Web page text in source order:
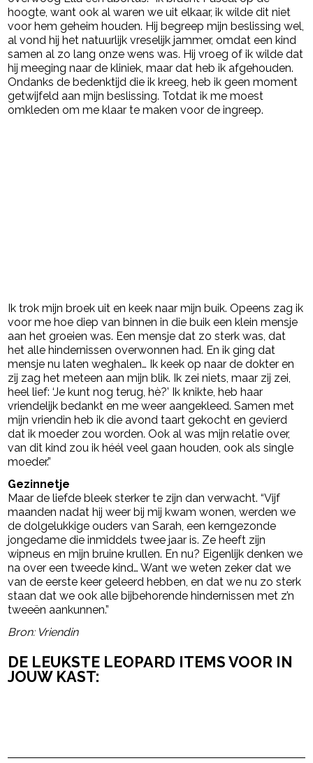
hoogte, want ook al waren we uit elkaar, ik wilde dit niet
voor hem geheim houden. Hij begreep mijn beslissing wel,
al vond hij het natuurlijk vreselijk jammer, omdat een kind
samen al zo lang onze wens was. Hij vroeg of ik wilde dat
hij meeging naar de kliniek, maar dat heb ik afgehouden.
Ondanks de bedenktijd die ik kreeg, heb ik geen moment
getwijfeld aan mijn beslissing. Totdat ik me moest
omkleden om me klaar te maken voor de ingreep.
Ik trok mijn broek uit en keek naar mijn buik. Opeens zag ik
voor me hoe diep van binnen in die buik een klein mensje
aan het groeien was. Een mensje dat zo sterk was, dat
het alle hindernissen overwonnen had. En ik ging dat
mensje nu laten weghalen… Ik keek op naar de dokter en
zij zag het meteen aan mijn blik. Ik zei niets, maar zij zei,
heel lief: ‘Je kunt nog terug, hè?’ Ik knikte, heb haar
vriendelijk bedankt en me weer aangekleed. Samen met
mijn vriendin heb ik die avond taart gekocht en gevierd
dat ik moeder zou worden. Ook al was mijn relatie over,
van dit kind zou ik héél veel gaan houden, ook als single
moeder.”
Gezinnetje
Maar de liefde bleek sterker te zijn dan verwacht. “Vijf
maanden nadat hij weer bij mij kwam wonen, werden we
de dolgelukkige ouders van Sarah, een kerngezonde
jongedame die inmiddels twee jaar is. Ze heeft zijn
wipneus en mijn bruine krullen. En nu? Eigenlijk denken we
na over een tweede kind… Want we weten zeker dat we
van de eerste keer geleerd hebben, en dat we nu zo sterk
staan dat we ook alle bijbehorende hindernissen met z’n
tweeën aankunnen.”
Bron: Vriendin
DE LEUKSTE LEOPARD ITEMS VOOR IN
JOUW KAST: